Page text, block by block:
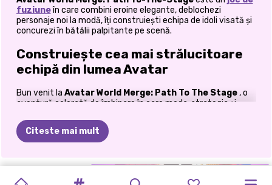
fuziuneîn care combini eroine elegante, deblochezi
personaje noi la modă, îți construiești echipa de idoli visată și
concurezi în bătălii palpitante pe scenă.
Construiește cea mai strălucitoare
echipă din lumea Avatar
Bun venit laAvatar World Merge: Path To The Stage, o
aventură colorată de îmbinare în care moda, strategia și
aduce grupul tău cu un pas mai aproape de a deveni cea mai
strălucitoare vedetă de pe scenă. Misiunea ta este simplă,
dar incredibil de satisfăcătoare: îmbină personaje potrivite,
echipa și pregătește-ți artiștii eleganți pentru bătălii scenice
spectaculoase. Fiecare îmbinare reușită îți extinde colecția și
Citeste mai mult
ÎMBINAREA
MIERCURI
ORAȘUL SWEETSU MERGE